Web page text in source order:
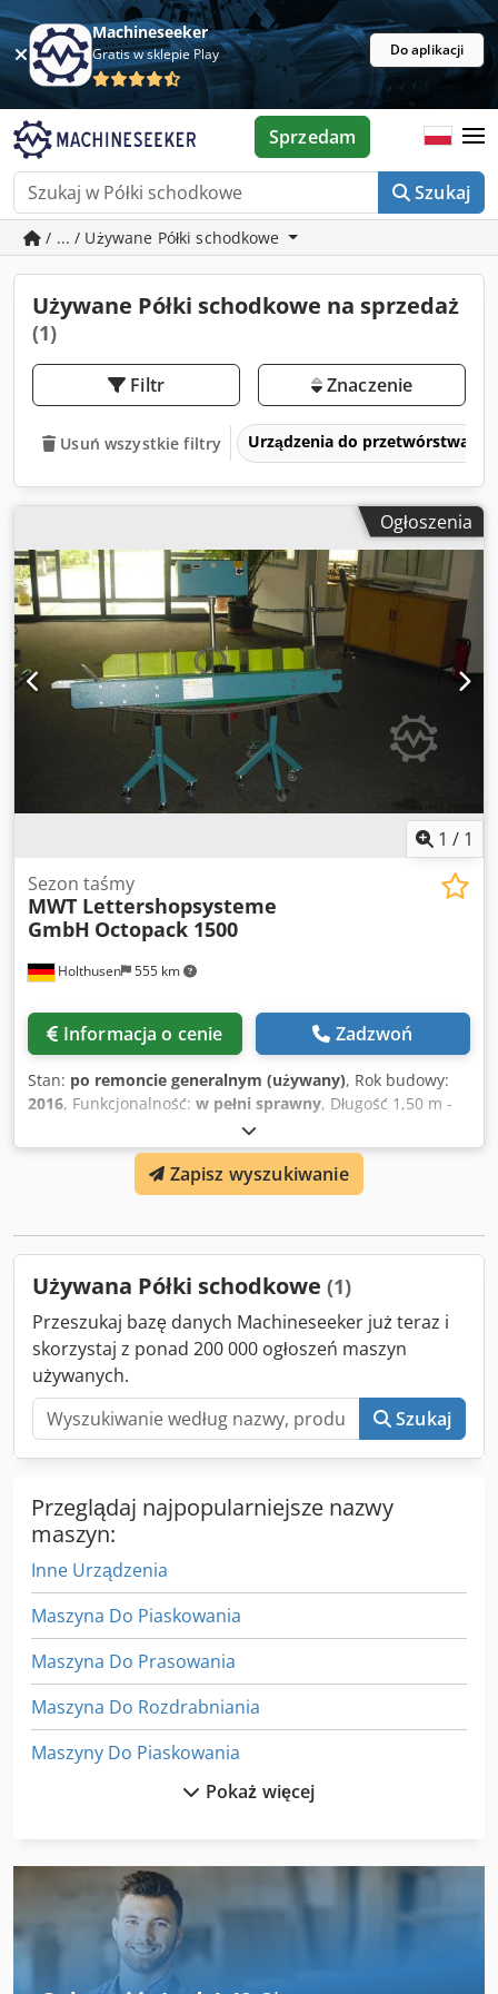
Machineseeker
Gratis w sklepie Play Do aplikacji
Szukaj
Sprzedam
/ ... / Używane Półki schodkowe
Używane Półki schodkowe na sprzedaż
(1)
Filtr Znaczenie
Usuń wszystkie filtry Urządzenia do przetwórstwa
Ogłoszenia
1 / 1
Holthusen 555 km
Sezon taśmy
MWT Lettershopsysteme
GmbH Octopack 1500
Informacja o cenie Zadzwoń
Stan: po remoncie generalnym (używany), Rok budowy:
2016, Funkcjonalność: w pełni sprawny, Długość 1,50 m -
Sterowanie PLC Formaty do B4 Możliwe różne odległości
chwytaków Licznik przedwyborczy, licznik sumaryczny
Dedpfxoch Iv Ne Akvskr Możliwe sterowanie poprzez
odczyt (np. zmiana wiązki)
Zapisz wyszukiwanie
Używana Półki schodkowe (1)
Przeszukaj bazę danych Machineseeker już teraz i
skorzystaj z ponad 200 000 ogłoszeń maszyn
używanych.
Szukaj
Przeglądaj najpopularniejsze nazwy
maszyn:
Inne Urządzenia
Maszyna Do Piaskowania
Maszyna Do Prasowania
Maszyna Do Rozdrabniania
Maszyny Do Piaskowania
Maszyny Do Powlekania
Maszyny Do Szycia Przemysłowe
Maszyny Do Ukosowania
Maszyny Do Wycinania
Pokaż więcej